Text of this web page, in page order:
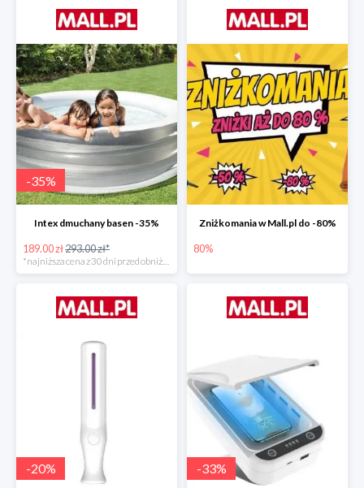
-35%
Intex dmuchany basen -35%
189.00 zł293.00 zł*
Zniżkomania w Mall.pl do -80%
80%
-20% -33%